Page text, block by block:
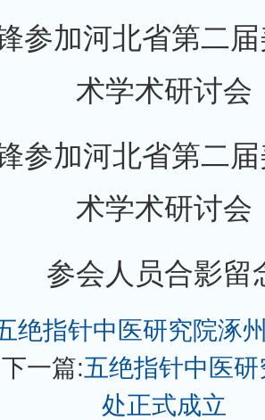
参会人员合影留
绝指针中医研究院涿
下一篇:五绝指针中医
处正式成立